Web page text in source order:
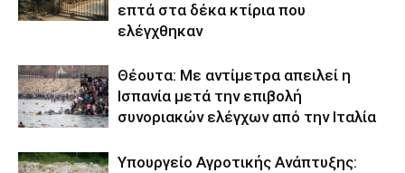
επτά στα δέκα κτίρια που
ελέγχθηκαν
Θέουτα: Με αντίμετρα απειλεί η
Ισπανία μετά την επιβολή
συνοριακών ελέγχων από την Ιταλία
Υπουργείο Αγροτικής Ανάπτυξης: